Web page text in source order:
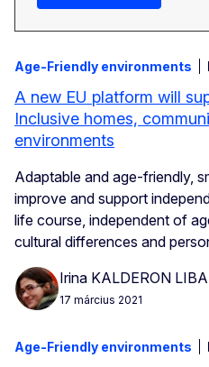
Age-Friendly environments
A new EU platform will
Inclusive homes,
environments
Adaptable and age-friendly,
improve and support
life course, independent of
cultural differences and
Irina KALDERON
17 március 2021
Age-Friendly environments